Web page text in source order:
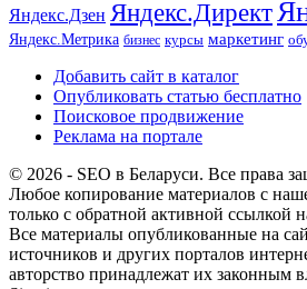
Яндекс.Дзен Яндекс.Директ
Яндекс.Метрика бизнес курсы маркетинг
Добавить сайт в каталог
Опубликовать статью бесплатно
Поисковое продвижение
Реклама на портале
© 2026 - SEO в Беларуси. Все права
Любое копирование материалов с
только с обратной активной ссылкой
Все материалы опубликованные на
источников и других порталов
авторство принадлежат их законным